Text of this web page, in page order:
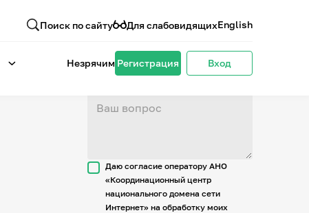
Поиск по сайту Для слабовидящихEnglish
Незрячим Регистрация Вход
о проекте
Даю согласие оператору АНО
«Координационный центр
национального домена сети
Интернет» на обработку моих